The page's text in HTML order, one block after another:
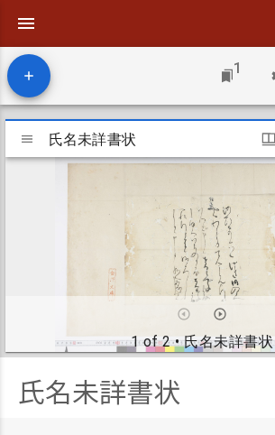
1
Mirador
viewer 氏名未詳書状
1 of 2• 氏名未詳書状
氏名未詳書状
氏名未詳書状